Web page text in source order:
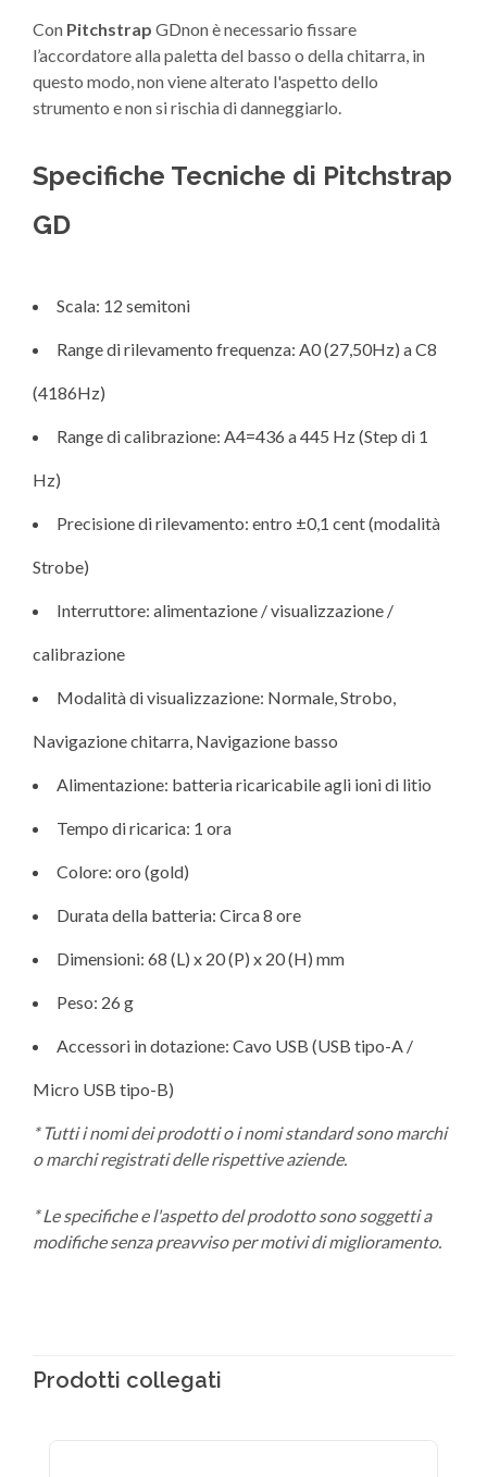
Con Pitchstrap GDnon è necessario fissare
l’accordatore alla paletta del basso o della chitarra, in
questo modo, non viene alterato l'aspetto dello
strumento e non si rischia di danneggiarlo.
Specifiche Tecniche di Pitchstrap
GD
Scala: 12 semitoni
Range di rilevamento frequenza: A0 (27,50Hz) a C8
(4186Hz)
Range di calibrazione: A4=436 a 445 Hz (Step di 1
Hz)
Precisione di rilevamento: entro ±0,1 cent (modalità
Strobe)
Interruttore: alimentazione / visualizzazione /
calibrazione
Modalità di visualizzazione: Normale, Strobo,
Navigazione chitarra, Navigazione basso
Alimentazione: batteria ricaricabile agli ioni di litio
Tempo di ricarica: 1 ora
Colore: oro (gold)
Durata della batteria: Circa 8 ore
Dimensioni: 68 (L) x 20 (P) x 20 (H) mm
Peso: 26 g
Accessori in dotazione: Cavo USB (USB tipo-A /
Micro USB tipo-B)
* Tutti i nomi dei prodotti o i nomi standard sono marchi
o marchi registrati delle rispettive aziende.
* Le specifiche e l'aspetto del prodotto sono soggetti a
modifiche senza preavviso per motivi di miglioramento.
Prodotti collegati